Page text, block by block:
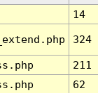
14
324
211
62